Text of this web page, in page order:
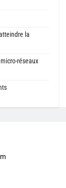
la
réseaux